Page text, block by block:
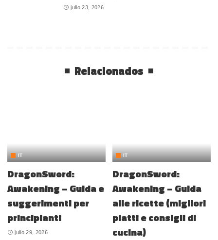
julio 23, 2026
Relacionados
IT
DragonSword:
Awakening – Guida e
suggerimenti per
principianti
julio 29, 2026
IT
DragonSword:
Awakening – Guida
alle ricette (migliori
piatti e consigli di
cucina)